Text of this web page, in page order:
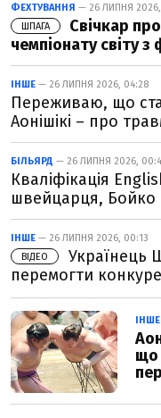
ФЕХТУВАННЯ — 26 ЛИПНЯ
ШПАГА
Свічкар
чемпіонату світу
ІНШЕ — 26 ЛИПНЯ 2026, 04:28
Переживаю, що
Аонішікі – про
БІЛЬЯРД — 26 ЛИПНЯ 2026,
Кваліфікація
швейцарця, Бойко
ІНШЕ — 26 ЛИПНЯ 2026, 00:13
ВІДЕО
Українець
перемогти
ІНШЕ
що